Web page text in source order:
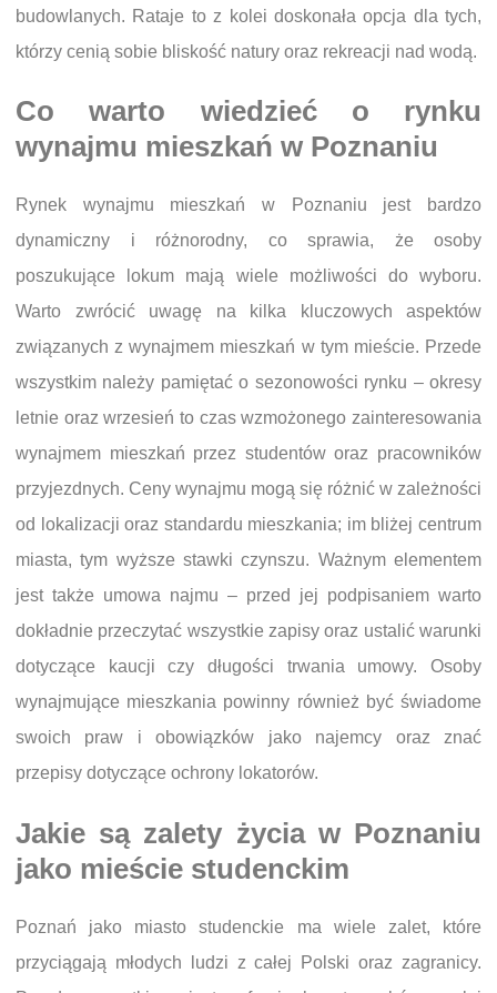
budowlanych. Rataje to z kolei doskonała opcja dla tych,
którzy cenią sobie bliskość natury oraz rekreacji nad wodą.
Co warto wiedzieć o rynku
wynajmu mieszkań w Poznaniu
Rynek wynajmu mieszkań w Poznaniu jest bardzo
dynamiczny i różnorodny, co sprawia, że osoby
poszukujące lokum mają wiele możliwości do wyboru.
Warto zwrócić uwagę na kilka kluczowych aspektów
związanych z wynajmem mieszkań w tym mieście. Przede
wszystkim należy pamiętać o sezonowości rynku – okresy
letnie oraz wrzesień to czas wzmożonego zainteresowania
wynajmem mieszkań przez studentów oraz pracowników
przyjezdnych. Ceny wynajmu mogą się różnić w zależności
od lokalizacji oraz standardu mieszkania; im bliżej centrum
miasta, tym wyższe stawki czynszu. Ważnym elementem
jest także umowa najmu – przed jej podpisaniem warto
dokładnie przeczytać wszystkie zapisy oraz ustalić warunki
dotyczące kaucji czy długości trwania umowy. Osoby
wynajmujące mieszkania powinny również być świadome
swoich praw i obowiązków jako najemcy oraz znać
przepisy dotyczące ochrony lokatorów.
Jakie są zalety życia w Poznaniu
jako mieście studenckim
Poznań jako miasto studenckie ma wiele zalet, które
przyciągają młodych ludzi z całej Polski oraz zagranicy.